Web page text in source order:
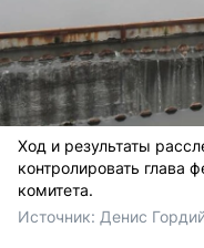
Ход и результаты
контролировать глава
комитета.
Источник: Денис